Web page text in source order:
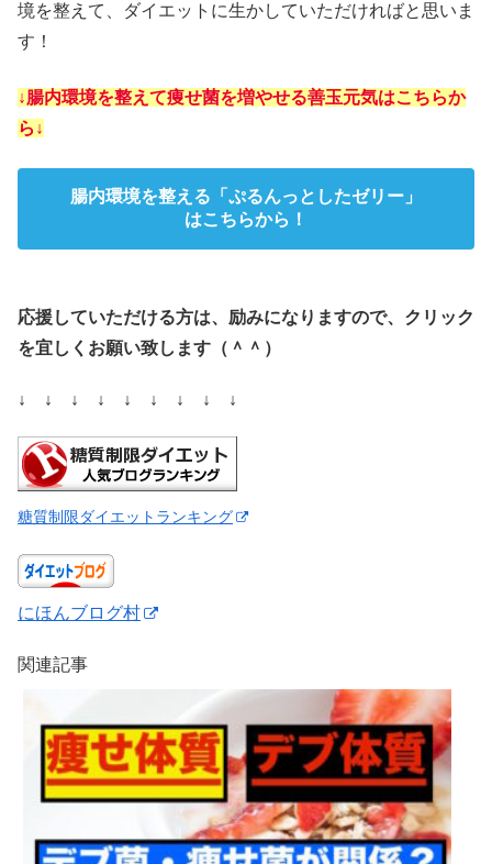
境を整えて、ダイエットに生かしていただければと思いま
す！
↓腸内環境を整えて痩せ菌を増やせる善玉元気はこちらか
ら↓
腸内環境を整える「ぷるんっとしたゼリー」
はこちらから！
応援していただける方は、励みになりますので、クリック
を宜しくお願い致します（＾＾）
↓ ↓ ↓ ↓ ↓ ↓ ↓ ↓ ↓
糖質制限ダイエットランキング
にほんブログ村
関連記事